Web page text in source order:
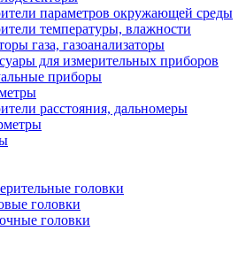
параметров окружающей среды
температуры, влажности
газа, газоанализаторы
для измерительных приборов
приборы
расстояния, дальномеры
головки
головки
головки